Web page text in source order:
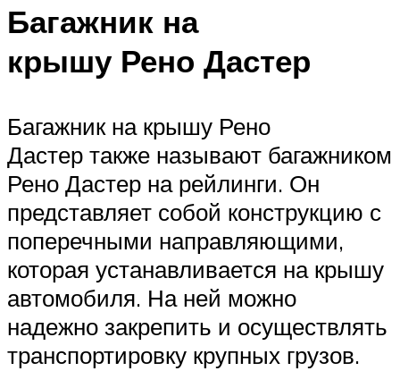
Багажник на
крышу Рено Дастер
Багажник на крышу Рено
Дастер также называют багажником
Рено Дастер на рейлинги. Он
представляет собой конструкцию с
поперечными направляющими,
которая устанавливается на крышу
автомобиля. На ней можно
надежно закрепить и осуществлять
транспортировку крупных грузов.